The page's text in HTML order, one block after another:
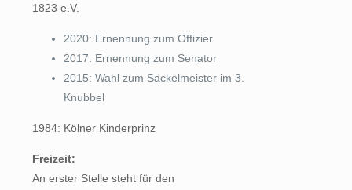
1823 e.V.
2020: Ernennung zum Offizier
2017: Ernennung zum Senator
2015: Wahl zum Säckelmeister im 3.
Knubbel
1984: Kölner Kinderprinz
Freizeit:
An erster Stelle steht für den